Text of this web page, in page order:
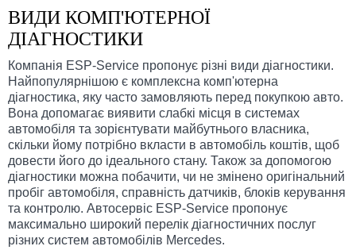
ВИДИ КОМП'ЮТЕРНОЇ
ДІАГНОСТИКИ
Компанія ESP-Service пропонує різні види діагностики.
Найпопулярнішою є комплексна комп'ютерна
діагностика, яку часто замовляють перед покупкою авто.
Вона допомагає виявити слабкі місця в системах
автомобіля та зорієнтувати майбутнього власника,
скільки йому потрібно вкласти в автомобіль коштів, щоб
довести його до ідеального стану. Також за допомогою
діагностики можна побачити, чи не змінено оригінальний
пробіг автомобіля, справність датчиків, блоків керування
та контролю. Автосервіс ESP-Service пропонує
максимально широкий перелік діагностичних послуг
різних систем автомобілів Mercedes.